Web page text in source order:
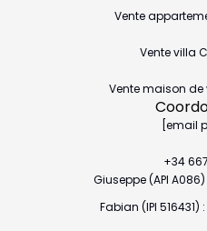
[email
+34
Giuseppe (API
Fabian (IPI 516431)
Vente
Vente villa
Vente maison